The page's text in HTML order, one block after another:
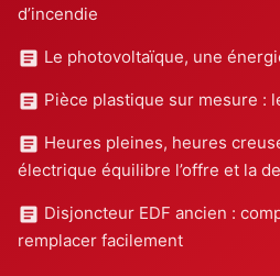
d’incendie
Le photovoltaïque, une
Pièce plastique sur mesure :
Heures pleines, heures
électrique équilibre l’offre et la
Disjoncteur EDF ancien :
remplacer facilement